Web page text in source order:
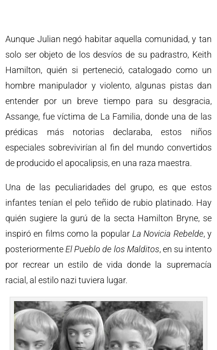
Aunque Julian negó habitar aquella comunidad, y tan
solo ser objeto de los desvíos de su padrastro, Keith
Hamilton, quién si perteneció, catalogado como un
hombre manipulador y violento, algunas pistas dan
entender por un breve tiempo para su desgracia,
Assange, fue víctima de La Familia, donde una de las
prédicas más notorias declaraba, estos niños
especiales sobrevivirían al fin del mundo convertidos
de producido el apocalipsis, en una raza maestra.
Una de las peculiaridades del grupo, es que estos
infantes tenían el pelo teñido de rubio platinado. Hay
quién sugiere la gurú de la secta Hamilton Bryne, se
inspiró en films como la popular La Novicia Rebelde, y
posteriormenteEl Pueblo de los Malditos, en su intento
por recrear un estilo de vida donde la supremacía
racial, al estilo nazi tuviera lugar.